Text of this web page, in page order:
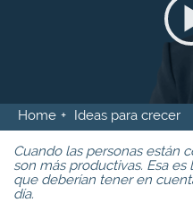
Home Ideas para crecer
Cuando las personas están
son más productivas. Esa
que deberían tener en
día.